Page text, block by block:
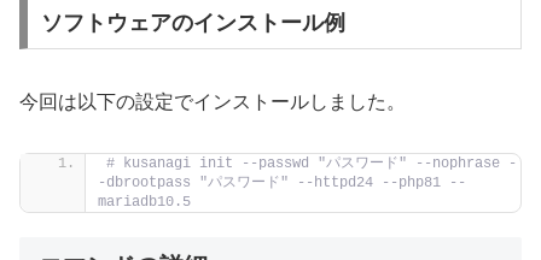
ソフトウェアのインストール例
今回は以下の設定でインストールしました。
# kusanagi init --passwd "パスワード" --nophrase -
-dbrootpass "パスワード" --httpd24 --php81 --
mariadb10.5